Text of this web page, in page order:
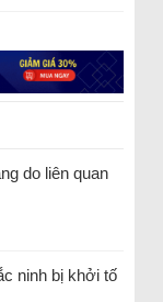
do liên quan
ninh bị khởi tố